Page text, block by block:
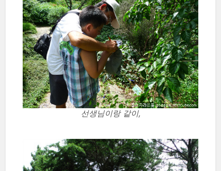
선생님이랑 같이,